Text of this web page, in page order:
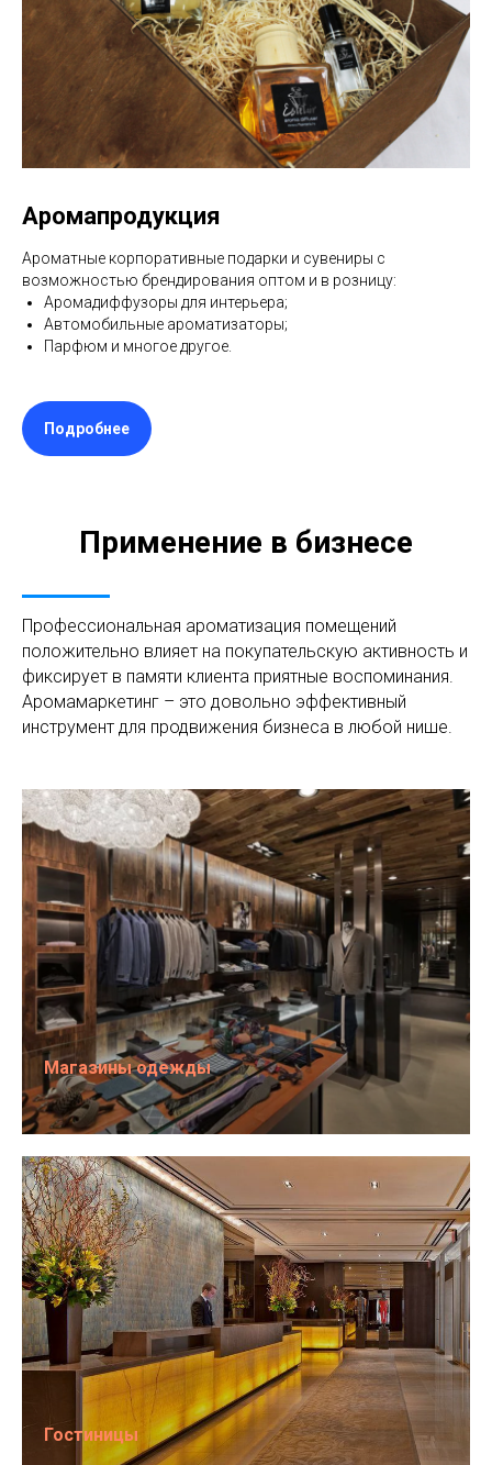
Аромапродукция
Ароматные корпоративные подарки и сувениры с
возможностью брендирования оптом и в розницу:
Аромадиффузоры для интерьера;
Автомобильные ароматизаторы;
Парфюм и многое другое.
Подробнее
Применение в бизнесе
Профессиональная ароматизация помещений
положительно влияет на покупательскую активность и
фиксирует в памяти клиента приятные воспоминания.
Аромамаркетинг – это довольно эффективный
инструмент для продвижения бизнеса в любой нише.
Магазины одежды
Гостиницы